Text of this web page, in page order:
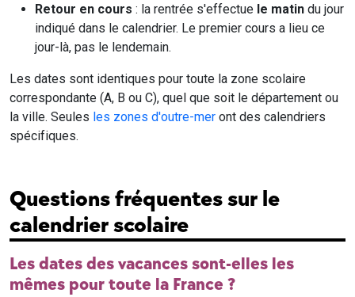
Retour en cours : la rentrée s'effectue le matin du jour
indiqué dans le calendrier. Le premier cours a lieu ce
jour-là, pas le lendemain.
Les dates sont identiques pour toute la zone scolaire
correspondante (A, B ou C), quel que soit le département ou
la ville. Seules les zones d'outre-mer ont des calendriers
spécifiques.
Questions fréquentes sur le
calendrier scolaire
Les dates des vacances sont-elles les
mêmes pour toute la France ?